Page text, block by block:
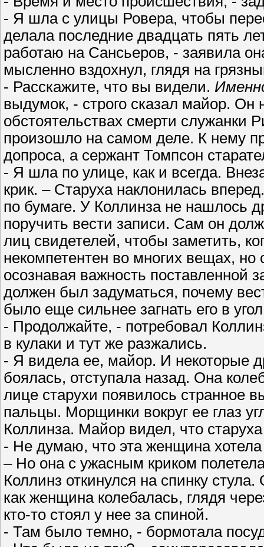
- Я шла с улицы Ровера, чтобы
делала последние двадцать пять
работаю на Сансьеров, - заявила
мысленно вздохнул, глядя на
- Расскажите, что вы видели.
выдумок, - строго сказал майор. Он
обстоятельствах смерти служанки
произошло на самом деле. К нему
допроса, а сержант Томпсон
- Я шла по улице, как и всегда.
крик. – Старуха наклонилась
по бумаге. У Коллинза не нашлось
поручить вести записи. Сам он
лиц свидетелей, чтобы заметить,
некомпетентен во многих вещах, но
осознавая важность поставленной
должен был задуматься, почему
было еще сильнее загнать его в
- Продолжайте, - потребовал
в кулаки и тут же разжались.
- Я видела ее, майор. И некоторые
боялась, отступала назад. Она
лице старухи появилось странное
пальцы. Морщинки вокруг ее глаз
Коллинза. Майор видел, что
- Не думаю, что эта женщина
– Но она с ужасным криком
Коллинз откинулся на спинку
как женщина колебалась, глядя
кто-то стоял у нее за спиной.
- Там было темно, - бормотала